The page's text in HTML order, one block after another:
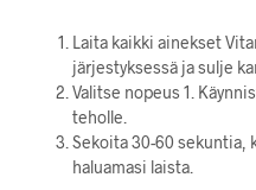
Laita kaikki ainekset
järjestyksessä ja sulje
Valitse nopeus 1.
teholle.
Sekoita 30-60 sekuntia,
haluamasi laista.